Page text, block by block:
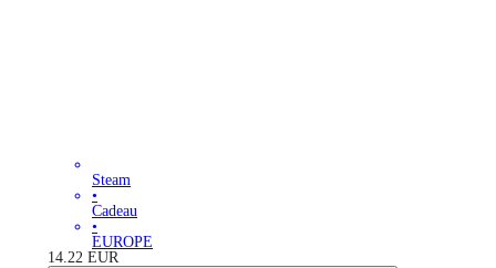
Steam
•
Cadeau
•
EUROPE
14.22 EUR